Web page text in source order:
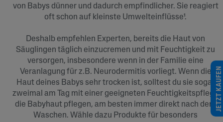
von Babys dünner und dadurch empfindlicher. Sie reagiert
oft schon auf kleinste Umwelteinflüsse¹.
Deshalb empfehlen Experten, bereits die Haut von
Säuglingen täglich einzucremen und mit Feuchtigkeit zu
versorgen, insbesondere wenn in der Familie eine
Veranlagung für z.B. Neurodermitis vorliegt. Wenn die
Haut deines Babys sehr trocken ist, solltest du sie sogar
zweimal am Tag mit einer geeigneten Feuchtigkeitspflege
die Babyhaut pflegen, am besten immer direkt nach dem
Waschen. Wähle dazu Produkte für besonders
JETZT KAUFEN